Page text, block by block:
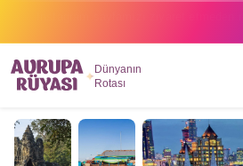
Dünyanın
Rotası